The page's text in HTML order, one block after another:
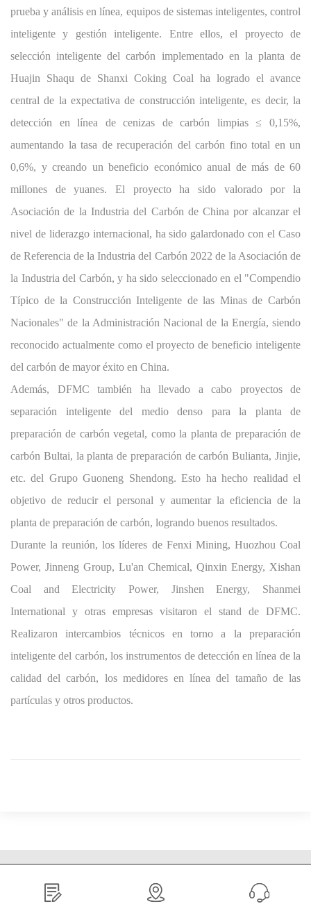
prueba y análisis en línea, equipos de sistemas inteligentes, control
inteligente y gestión inteligente. Entre ellos, el proyecto de
selección inteligente del carbón implementado en la planta de
Huajin Shaqu de Shanxi Coking Coal ha logrado el avance
central de la expectativa de construcción inteligente, es decir, la
detección en línea de cenizas de carbón limpias ≤ 0,15%,
aumentando la tasa de recuperación del carbón fino total en un
0,6%, y creando un beneficio económico anual de más de 60
millones de yuanes. El proyecto ha sido valorado por la
Asociación de la Industria del Carbón de China por alcanzar el
nivel de liderazgo internacional, ha sido galardonado con el Caso
de Referencia de la Industria del Carbón 2022 de la Asociación de
la Industria del Carbón, y ha sido seleccionado en el "Compendio
Típico de la Construcción Inteligente de las Minas de Carbón
Nacionales" de la Administración Nacional de la Energía, siendo
reconocido actualmente como el proyecto de beneficio inteligente
del carbón de mayor éxito en China.
Además, DFMC también ha llevado a cabo proyectos de
separación inteligente del medio denso para la planta de
preparación de carbón vegetal, como la planta de preparación de
carbón Bultai, la planta de preparación de carbón Bulianta, Jinjie,
etc. del Grupo Guoneng Shendong. Esto ha hecho realidad el
objetivo de reducir el personal y aumentar la eficiencia de la
planta de preparación de carbón, logrando buenos resultados.
Durante la reunión, los líderes de Fenxi Mining, Huozhou Coal
Power, Jinneng Group, Lu'an Chemical, Qinxin Energy, Xishan
Coal and Electricity Power, Jinshen Energy, Shanmei
International y otras empresas visitaron el stand de DFMC.
Realizaron intercambios técnicos en torno a la preparación
inteligente del carbón, los instrumentos de detección en línea de la
calidad del carbón, los medidores en línea del tamaño de las
partículas y otros productos.